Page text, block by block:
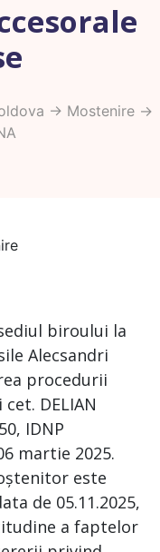
-> Mostenire->
biroului la
Alecsandri
procedurii
DELIAN
IDNP
martie 2025.
este
de 05.11.2025,
a faptelor